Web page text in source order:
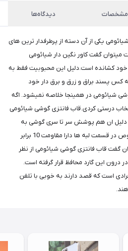
مشخصات دیدگاه‌ها
یکی از آن دسته از پرطرفدار ترین های
میتوان گفت کاور نگین دار شیائومی
خود کشانده است.دلیل این محبوبیت فقط به
کس پسند براق و زرق و برق دار خود
شیائومی در همینجا خلاصه نمیشود. اگه
درستی کردی.قاب فانتزی گوشی شیائومی
و دلیل ان هم پوشش سر تا سری گوشی به
حالت مستطیلی شکل است. بخصوص در قسمت لبه ها دارا مقاومت 10 برابر
گفت قاب فانتزی گوشی شیائومی از نظر
درون این گارد محافظ قرار گرفته است.
است که قصد دارند به خوبی با تلفن